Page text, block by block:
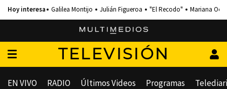
Galilea Montijo Julián Figueroa "El Recodo" Mariana
TELEVISIÓN
EN VIVO RADIO Últimos Videos Programas